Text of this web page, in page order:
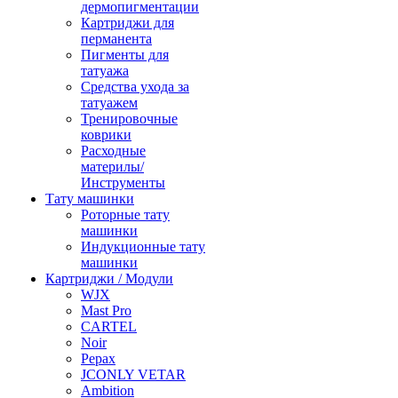
дермопигментации
Картриджи для
перманента
Пигменты для
татуажа
Средства ухода за
татуажем
Тренировочные
коврики
Расходные
материлы/
Инструменты
Тату машинки
Роторные тату
машинки
Индукционные тату
машинки
Картриджи / Модули
WJX
Mast Pro
CARTEL
Noir
Pepax
JCONLY VETAR
Ambition